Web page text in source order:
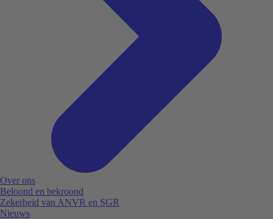
Over ons
Beloond en bekroond
Zekerheid van ANVR en SGR
Nieuws